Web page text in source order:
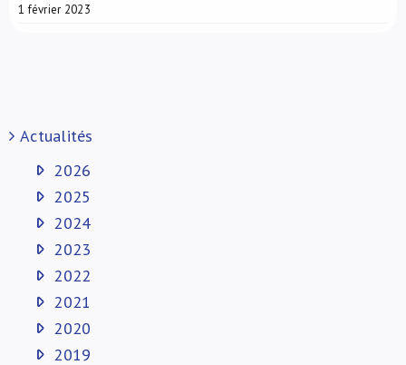
1 février 2023
Actualités
2026
2025
2024
2023
2022
2021
2020
2019